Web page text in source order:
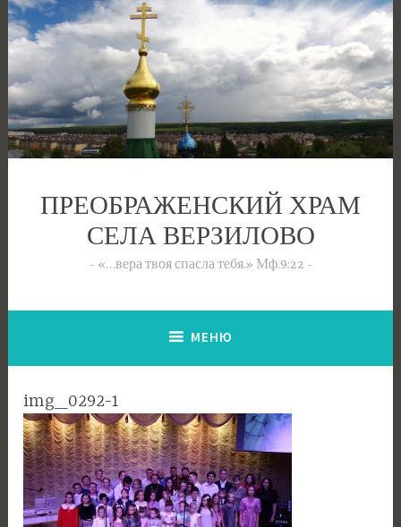
Перейти
к
содержимому
ПРЕОБРАЖЕНСКИЙ ХРАМ
СЕЛА ВЕРЗИЛОВО
«…вера твоя спасла тебя.» Мф.9:22
МЕНЮ
img_0292-1